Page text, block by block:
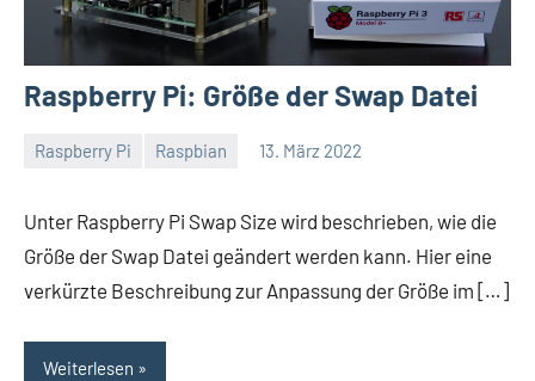
Raspberry Pi: Größe der Swap Datei
Raspberry Pi Raspbian 13. März 2022
Thomas
Unter Raspberry Pi Swap Size wird beschrieben, wie die
Größe der Swap Datei geändert werden kann. Hier eine
verkürzte Beschreibung zur Anpassung der Größe im […]
Weiterlesen